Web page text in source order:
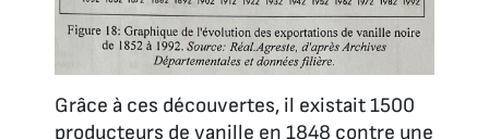
Grâce à ces découvertes, il existait 1500
producteurs de vanille en 1848 contre une